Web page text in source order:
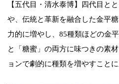
【五代目・清水泰博】四代目と
や、伝統と革新を融合した金平
力的に増やし、85種類ほどの金
と「糖蜜」の両方に味つきの素
ョンで劇的に種類を増やすことに